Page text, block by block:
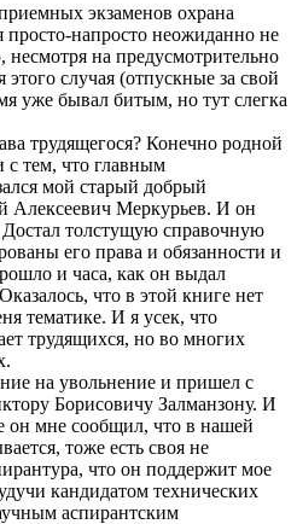
экзаменов охрана
напросто неожиданно не
на предусмотрительно
случая (отпускные за свой
уже бывал битым, но тут слегка
трудящегося? Конечно родной
с тем, что главным
мой старый добрый
Алексеевич Меркурьев. И он
Достал толстущую справочную
его права и обязанности и
и часа, как он выдал
что в этой книге нет
тематике. И я усек, что
трудящихся, но во многих
на увольнение и пришел с
Борисовичу Залманзону. И
он мне сообщил, что в нашей
тоже есть своя не
что он поддержит мое
кандидатом технических
аспирантским